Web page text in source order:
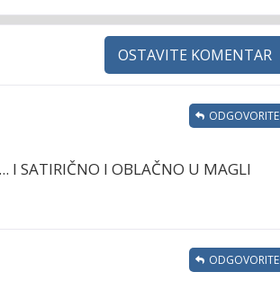
OSTAVITE KOMENTAR
SATIRIČNO I OBLAČNO U MAGLI
ODGOVORITE
ODGOVORITE